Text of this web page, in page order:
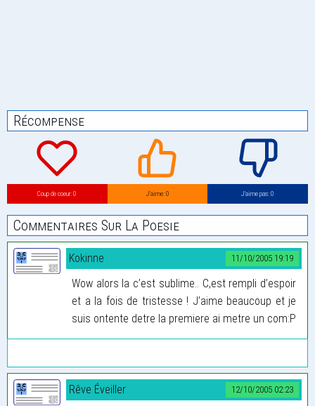
Récompense
Coup de coeur: 0 J’aime: 0 J’aime pas: 0
Commentaires Sur La Poesie
11/10/2005 19:19
Kokinne
Wow alors la c’est sublime.. C,est rempli d’espoir
et a la fois de tristesse ! J’aime beaucoup et je
suis ontente detre la premiere ai metre un com:P
12/10/2005 02:23
Rêve Éveiller